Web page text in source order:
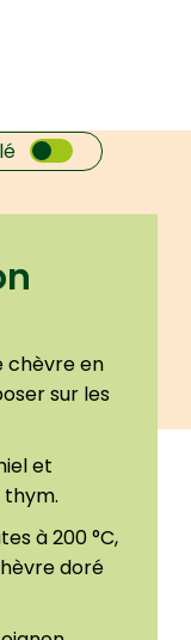
chèvre en
sur les
et
thym.
à 200 °C,
doré